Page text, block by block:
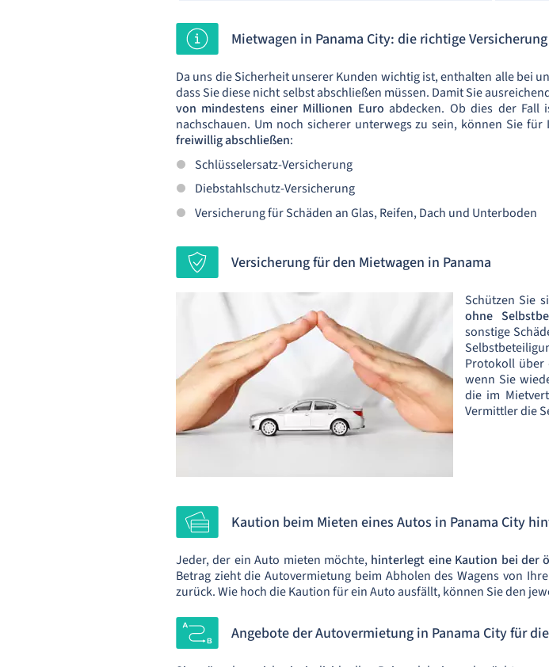
Mietwagen in Panama City: die richtige Versicherung
Da uns die Sicherheit unserer Kunden wichtig ist, enthalten alle bei
dass Sie diese nicht selbst abschließen müssen. Damit Sie
von mindestens einer Millionen Euroabdecken. Ob dies der Fall
nachschauen. Um noch sicherer unterwegs zu sein, können Sie
freiwillig abschließen:
Schlüsselersatz-Versicherung
Diebstahlschutz-Versicherung
Versicherung für Schäden an Glas, Reifen, Dach und Unterboden
Versicherung für den Mietwagen in Panama
Schützen Sie
ohne
sonstige
Protokoll über
wenn Sie
die im
Vermittler die
Kaution beim Mieten eines Autos in Panama City
Jeder, der ein Auto mieten möchte, hinterlegt eine Kaution bei der
Betrag zieht die Autovermietung beim Abholen des Wagens von
zurück. Wie hoch die Kaution für ein Auto ausfällt, können Sie den
Angebote der Autovermietung in Panama City für